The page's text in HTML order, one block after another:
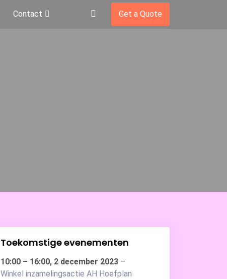
Contact Get a Quote
Toekomstige evenementen
10:00 – 16:00, 2 december 2023 –
Winkel inzamelingsactie AH Hoefplan